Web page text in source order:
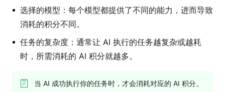
概
览
图
层
工
选择的模型：每个模型都提供了不同的能力，进而导致
消耗的积分不同。
任务的复杂度：通常让 AI 执行的任务越复杂或越耗
时，所需消耗的 AI 积分就越多。
当 AI 成功执行你的任务时，才会消耗对应的 AI 积分。